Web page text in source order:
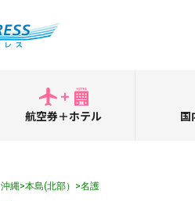
航空券＋ホテル 国
沖縄>本島(北部）>名護